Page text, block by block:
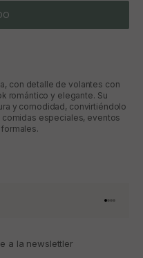
con detalle de volantes con
romántico y elegante. Su
y comodidad, convirtiéndolo
comidas especiales, eventos
Ir al
Ir al
Ir al
Ir al
a la newslettler